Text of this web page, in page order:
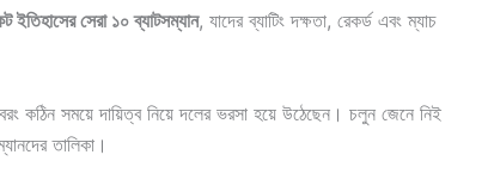
ইতিহাসের সেরা ১০ ব্যাটসম্যান, যাদের ব্যাটিং দক্ষতা, রেকর্ড এবং ম্যাচ
কঠিন সময়ে দায়িত্ব নিয়ে দলের ভরসা হয়ে উঠেছেন। চলুন জেনে নিই
তালিকা।